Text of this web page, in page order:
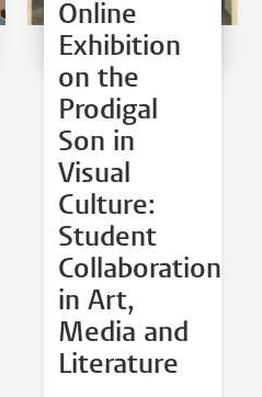
Online
Exhibition
on the
Prodigal
Son in
Visual
Culture:
Student
Collaboration
in Art,
Media and
Literature